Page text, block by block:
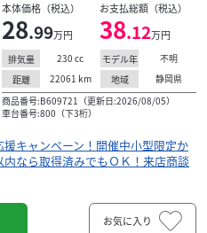
バイクランド 直販センター 環七鹿浜店
アキャリア
込）
過去１０年の国産中古車販
！」品質・価格に自信あり
まで全車対応！...
本体価格（税込）
28.99万円
お支払総額（税込）
38.12万円
排気量 230 cc モデル年
不明
距離
22061 km 地域
静岡県
商品番号:B609721（更新日:2026/08/05）
車台番号:800（下3桁）
キャンペーン！開催中小型限定か
なら取得済みでもＯＫ！来店商談
お気に入り